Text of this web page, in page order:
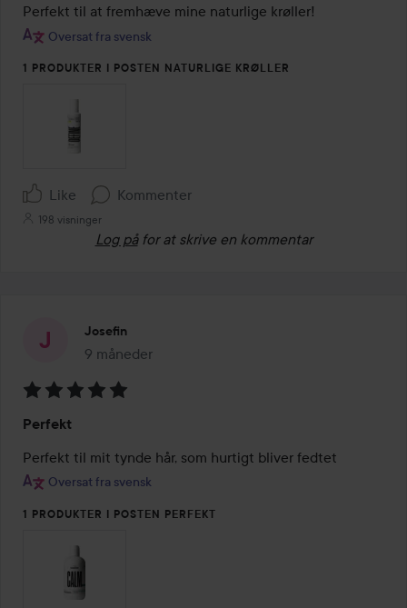
ud
af
Perfekt til at fremhæve mine naturlige krøller!
Oversat fra svensk
1 PRODUKTER I POSTEN NATURLIGE KRØLLER
Like Kommenter
198 visninger
Log på for at skrive en kommentar
Josefin
9 måneder
Posten blev oprettet 9 måneder
5
ud
af
Perfekt
Perfekt til mit tynde hår, som hurtigt bliver fedtet
Oversat fra svensk
1 PRODUKTER I POSTEN PERFEKT